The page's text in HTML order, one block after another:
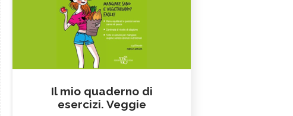
Il mio quaderno di
esercizi. Veggie